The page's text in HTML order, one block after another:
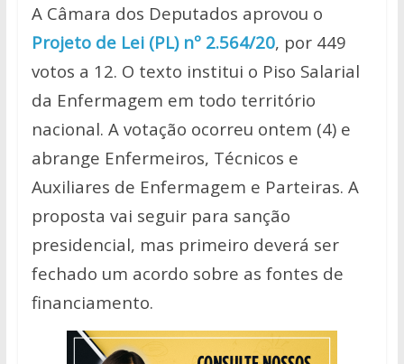
at
s
A
p
p
e
b
o
o
k
itt
er
p
y
Li
n
k
ar
e
A Câmara dos Deputados aprovou o
Projeto de Lei (PL) nº 2.564/20, por 449
votos a 12. O texto institui o Piso Salarial
da Enfermagem em todo território
nacional. A votação ocorreu ontem (4) e
abrange Enfermeiros, Técnicos e
Auxiliares de Enfermagem e Parteiras. A
proposta vai seguir para sanção
presidencial, mas primeiro deverá ser
fechado um acordo sobre as fontes de
financiamento.